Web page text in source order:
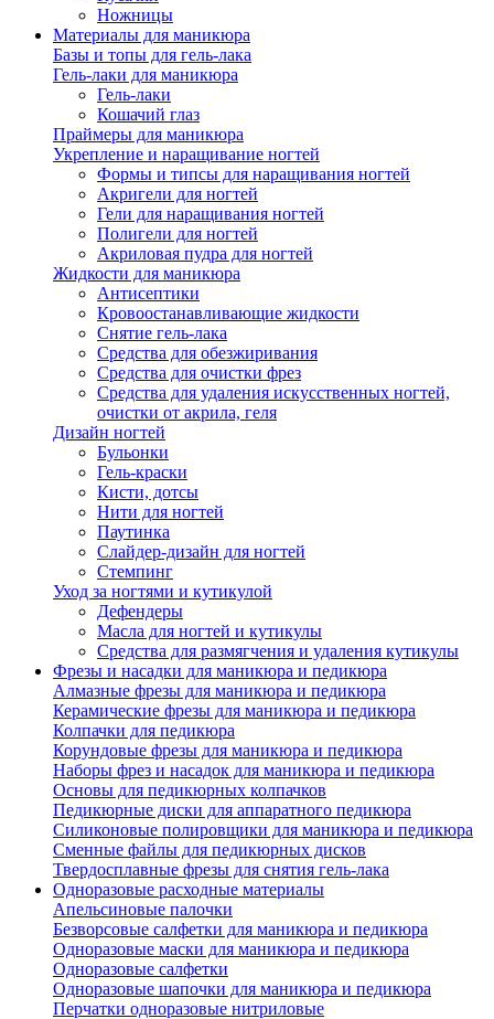
Ножницы
Материалы для маникюра
Базы и топы для гель-лака
Гель-лаки для маникюра
Гель-лаки
Кошачий глаз
Праймеры для маникюра
Укрепление и наращивание ногтей
Формы и типсы для наращивания ногтей
Акригели для ногтей
Гели для наращивания ногтей
Полигели для ногтей
Акриловая пудра для ногтей
Жидкости для маникюра
Антисептики
Кровоостанавливающие жидкости
Снятие гель-лака
Средства для обезжиривания
Средства для очистки фрез
Средства для удаления искусственных ногтей,
очистки от акрила, геля
Дизайн ногтей
Бульонки
Гель-краски
Кисти, дотсы
Нити для ногтей
Паутинка
Слайдер-дизайн для ногтей
Стемпинг
Уход за ногтями и кутикулой
Дефендеры
Масла для ногтей и кутикулы
Средства для размягчения и удаления кутикулы
Фрезы и насадки для маникюра и педикюра
Алмазные фрезы для маникюра и педикюра
Керамические фрезы для маникюра и педикюра
Колпачки для педикюра
Корундовые фрезы для маникюра и педикюра
Наборы фрез и насадок для маникюра и педикюра
Основы для педикюрных колпачков
Педикюрные диски для аппаратного педикюра
Силиконовые полировщики для маникюра и педикюра
Сменные файлы для педикюрных дисков
Твердосплавные фрезы для снятия гель-лака
Одноразовые расходные материалы
Апельсиновые палочки
Безворсовые салфетки для маникюра и педикюра
Одноразовые маски для маникюра и педикюра
Одноразовые салфетки
Одноразовые шапочки для маникюра и педикюра
Перчатки одноразовые нитриловые